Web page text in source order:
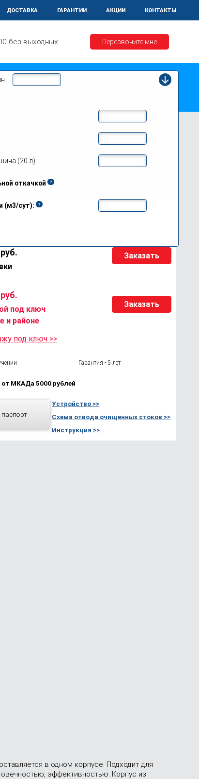
ДОСТАВКА ГАРАНТИИ АКЦИИ КОНТАКТЫ
без выходных Перезвоните мне
(20 л):
откачкой
(м3/сут):
руб. Заказать
руб.
под ключ
и районе
Заказать
под ключ >>
Гарантия - 5 лет
МКАДа 5000 рублей
паспорт
Устройство >>
Схема отвода очищенных стоков >>
Инструкция >>
в одном корпусе. Подходит для
эффективностью. Корпус из